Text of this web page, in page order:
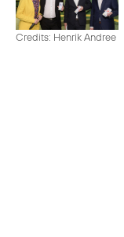
Credits: Henrik Andree